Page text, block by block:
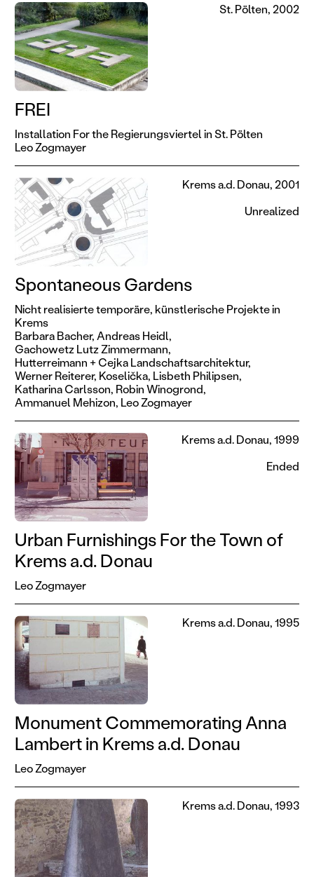
FREI
Installation For the Regierungsviertel in St. Pölten
Leo Zogmayer
St. Pölten, 2002
Spontaneous Gardens
Nicht realisierte temporäre, künstlerische Projekte in
Krems
Barbara Bacher, Andreas Heidl,
Gachowetz Lutz Zimmermann,
Hutterreimann + Cejka Landschaftsarchitektur,
Werner Reiterer, Koselička, Lisbeth Philipsen,
Katharina Carlsson, Robin Winogrond,
Ammanuel Mehizon, Leo Zogmayer
Krems a.d. Donau, 2001
Unrealized
Urban Furnishings For the Town of
Krems a.d. Donau
Leo Zogmayer
Krems a.d. Donau, 1999
Ended
Monument Commemorating Anna
Lambert in Krems a.d. Donau
Leo Zogmayer
Krems a.d. Donau, 1995
Krems a.d. Donau, 1993